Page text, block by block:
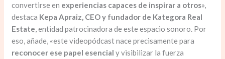
convertirse en experiencias capaces de inspirar a otros»,
destaca Kepa Apraiz, CEO y fundador de Kategora Real
Estate, entidad patrocinadora de este espacio sonoro. Por
eso, añade, «este videopódcast nace precisamente para
reconocer ese papel esencialy visibilizar la fuerza